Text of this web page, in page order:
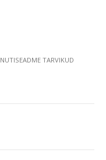
NUTISEADME TARVIKUD